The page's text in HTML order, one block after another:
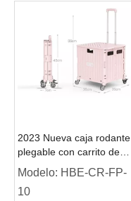
2023 Nueva caja rodante
plegable con carrito de
supermercado
Modelo: HBE-CR-FP-
10